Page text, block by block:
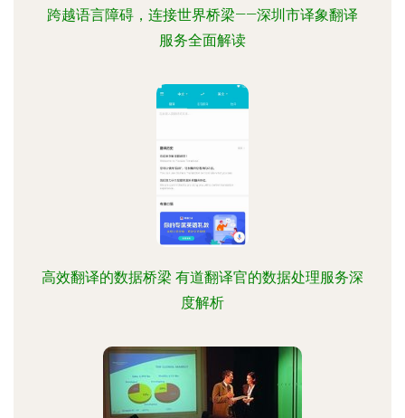
跨越语言障碍，连接世界桥梁——深圳市译象翻译
服务全面解读
高效翻译的数据桥梁 有道翻译官的数据处理服务深
度解析